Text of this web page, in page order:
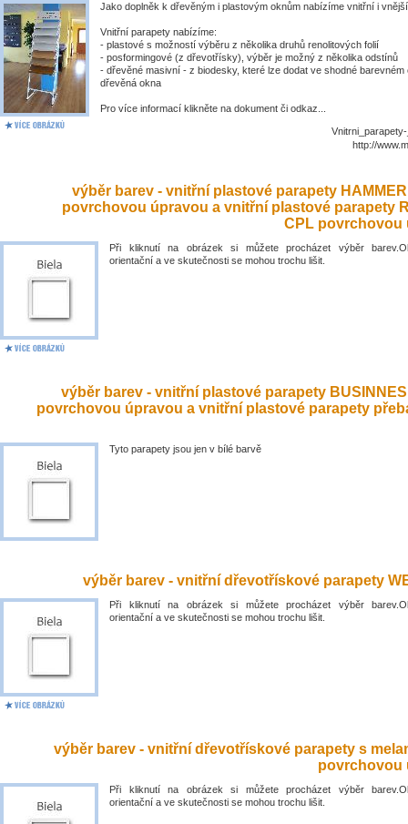
Jako doplněk k dřevěným i plastovým oknům nabízíme vnitřní i
Vnitřní parapety nabízíme:
- plastové s možností výběru z několika druhů renolitových folií
- posformingové (z dřevotřísky), výběr je možný z několika odstínů
- dřevěné masivní - z biodesky, které lze dodat ve shodné barevném
dřevěná okna
Pro více informací klikněte na dokument či odkaz...
http://
výběr barev - vnitřní plastové parapety
povrchovou úpravou a vnitřní plastové parapety
CPL povrchovou
Při kliknutí na obrázek si můžete procházet výběr
orientační a ve skutečnosti se mohou trochu lišit.
výběr barev - vnitřní plastové parapety
povrchovou úpravou a vnitřní plastové parapety
Tyto parapety jsou jen v bílé barvě
výběr barev - vnitřní dřevotřískové parapety
Při kliknutí na obrázek si můžete procházet výběr
orientační a ve skutečnosti se mohou trochu lišit.
výběr barev - vnitřní dřevotřískové parapety s
povrchovou
Při kliknutí na obrázek si můžete procházet výběr
orientační a ve skutečnosti se mohou trochu lišit.